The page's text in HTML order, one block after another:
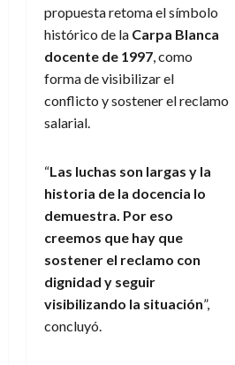
propuesta retoma el símbolo
histórico de la Carpa Blanca
docente de 1997, como
forma de visibilizar el
conflicto y sostener el reclamo
salarial.
“Las luchas son largas y la
historia de la docencia lo
demuestra. Por eso
creemos que hay que
sostener el reclamo con
dignidad y seguir
visibilizando la situación”,
concluyó.